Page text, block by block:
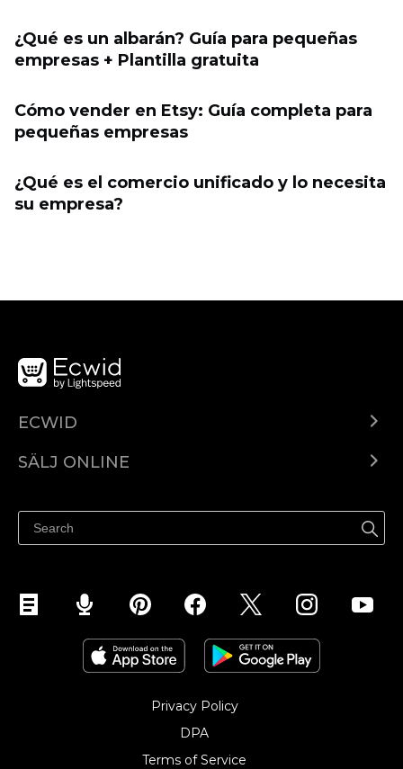
¿Qué es un albarán? Guía para pequeñas
empresas + Plantilla gratuita
Cómo vender en Etsy: Guía completa para
pequeñas empresas
¿Qué es el comercio unificado y lo necesita
su empresa?
ECWID
Pris
SÄLJ ONLINE
Sälj på Facebook
Sälj på Instagram
Privacy Policy
DPA
Terms of Service